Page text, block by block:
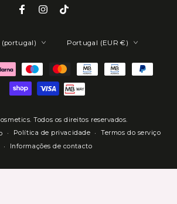
Facebook
Instagram
TikTok
. Todos os direitos reservados.
Política de privacidade
Termos do serviço
Informações de contacto
(portugal) Portugal (EUR €)